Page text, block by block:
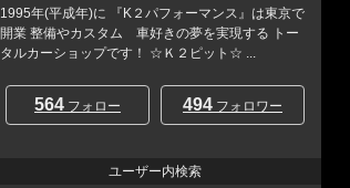
1995年(平成年)に 『K２パフォーマンス』は東京で
開業 整備やカスタム 車好きの夢を実現する トー
タルカーショップです！ ☆Ｋ２ピット☆ ...
564 フォロー 494 フォロワー
ユーザー内検索